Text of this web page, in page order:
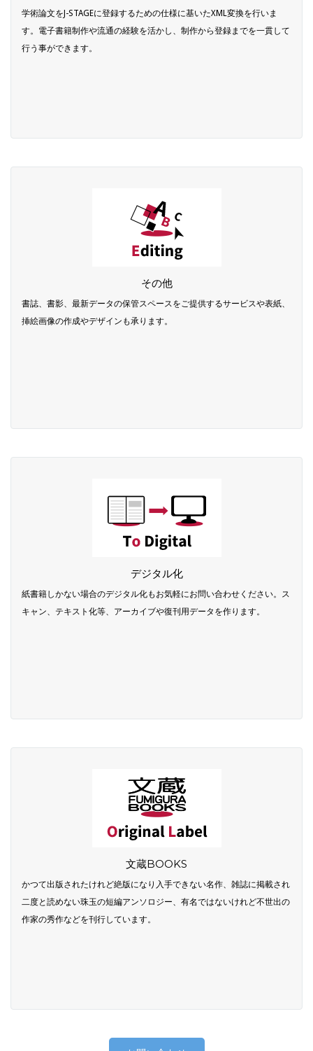
学術論文をJ-STAGEに登録するための仕様に基いたXML変換を行いま
す。電子書籍制作や流通の経験を活かし、制作から登録までを一貫して
行う事ができます。
その他
書誌、書影、最新データの保管スペースをご提供するサービスや表紙、
挿絵画像の作成やデザインも承ります。
デジタル化
紙書籍しかない場合のデジタル化もお気軽にお問い合わせください。ス
キャン、テキスト化等、アーカイブや復刊用データを作ります。
文蔵BOOKS
かつて出版されたけれど絶版になり入手できない名作、雑誌に掲載され
二度と読めない珠玉の短編アンソロジー、有名ではないけれど不世出の
作家の秀作などを刊行しています。